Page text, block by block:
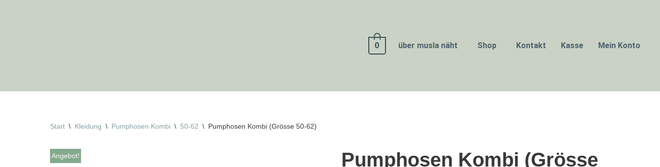
0 über musla näht Shop Kontakt Kasse Mein Konto
Start \ Kleidung \ Pumphosen Kombi \ 50-62 \ Pumphosen Kombi (Grösse 50-62)
Angebot!
Pumphosen Kombi (Grösse